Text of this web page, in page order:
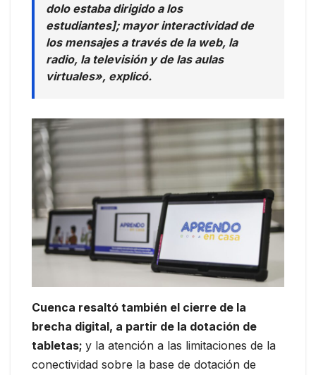
dolo estaba dirigido a los
estudiantes]; mayor interactividad de
los mensajes a través de la web, la
radio, la televisión y de las aulas
virtuales», explicó.
Cuenca resaltó también el cierre de la
brecha digital, a partir de la dotación de
tabletas; y la atención a las limitaciones de la
conectividad sobre la base de dotación de